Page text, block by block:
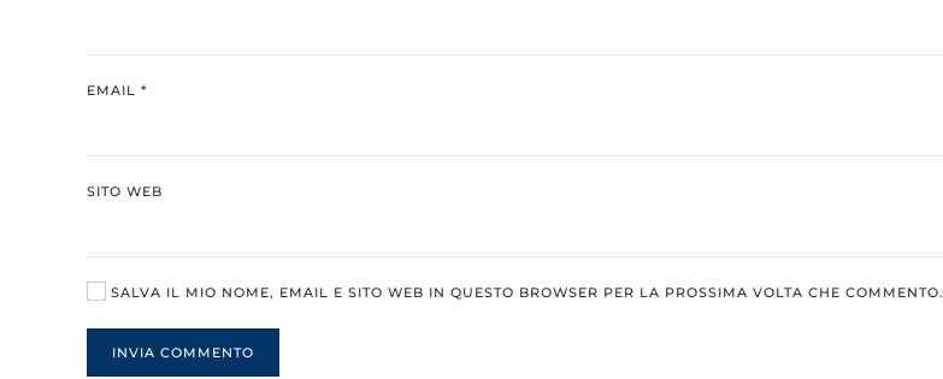
EMAIL *
SITO WEB
SALVA IL MIO NOME, EMAIL E SITO WEB IN QUESTO BROWSER PER LA PROSSIMA VOLTA CHE COMMENTO.
INVIA COMMENTO